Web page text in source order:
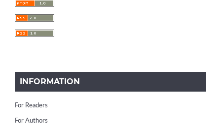
INFORMATION
For Readers
For Authors